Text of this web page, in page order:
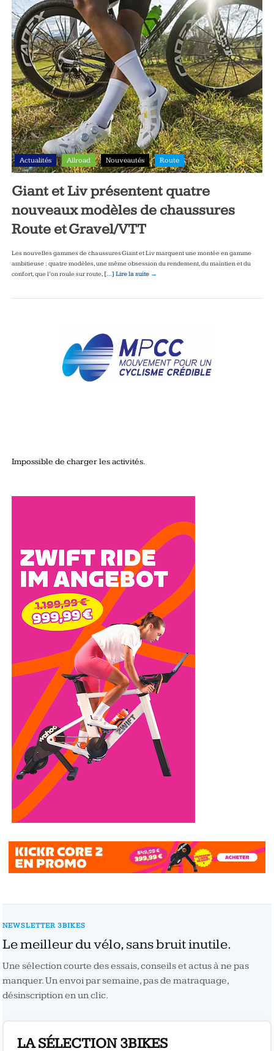
Actualités Allroad Nouveautés Route
Giant et Liv présentent quatre
nouveaux modèles de chaussures
Route et Gravel/VTT
Les nouvelles gammes de chaussures Giant et Liv marquent une montée en gamme
ambitieuse : quatre modèles, une même obsession du rendement, du maintien et du
confort, que l’on roule sur route, […] Lire la suite →
Impossible de charger les activités.
NEWSLETTER 3BIKES
Le meilleur du vélo, sans bruit inutile.
Une sélection courte des essais, conseils et actus à ne pas
manquer. Un envoi par semaine, pas de matraquage,
désinscription en un clic.
LA SÉLECTION 3BIKES